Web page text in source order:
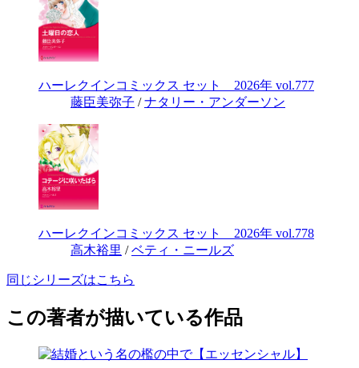
ハーレクインコミックス セット 2026年 vol.777
藤臣美弥子 /ナタリー・アンダーソン
ハーレクインコミックス セット 2026年 vol.778
高木裕里 /ベティ・ニールズ
同じシリーズはこちら
この著者が描いている作品